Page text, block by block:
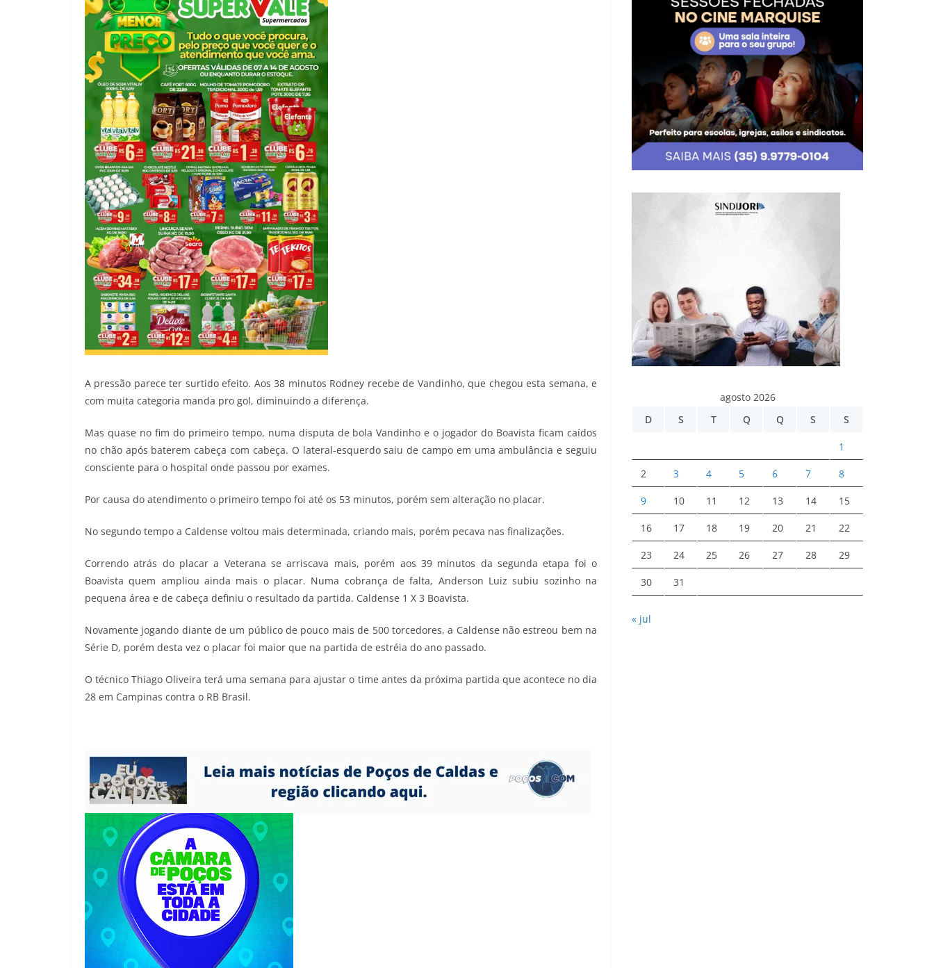
A pressão parece ter surtido efeito. Aos 38 minutos Rodney recebe de Vandinho, que chegou esta semana, e
com muita categoria manda pro gol, diminuindo a diferença.
Mas quase no fim do primeiro tempo, numa disputa de bola Vandinho e o jogador do Boavista ficam caídos
no chão após baterem cabeça com cabeça. O lateral-esquerdo saiu de campo em uma ambulância e seguiu
consciente para o hospital onde passou por exames.
Por causa do atendimento o primeiro tempo foi até os 53 minutos, porém sem alteração no placar.
No segundo tempo a Caldense voltou mais determinada, criando mais, porém pecava nas finalizações.
Correndo atrás do placar a Veterana se arriscava mais, porém aos 39 minutos da segunda etapa foi o
Boavista quem ampliou ainda mais o placar. Numa cobrança de falta, Anderson Luiz subiu sozinho na
pequena área e de cabeça definiu o resultado da partida. Caldense 1 X 3 Boavista.
Novamente jogando diante de um público de pouco mais de 500 torcedores, a Caldense não estreou bem na
Série D, porém desta vez o placar foi maior que na partida de estréia do ano passado.
O técnico Thiago Oliveira terá uma semana para ajustar o time antes da próxima partida que acontece no dia
28 em Campinas contra o RB Brasil.
agosto 2026
D
S T Q Q S S
1
2 3 4 5 6 7 8
9 10 11 12 13 14 15
16 17 18 19 20 21 22
23 24 25 26 27 28 29
30 31
« jul